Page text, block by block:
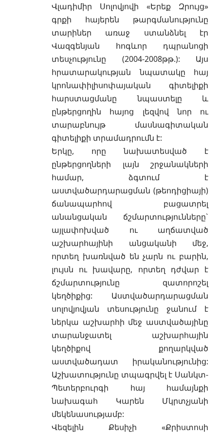
Վլադիմիր Սոլովյովի «Երեք Զրույց»
գրքի հայերեն թարգմանությունը
տարիներ առաջ ստանձնել էր
Վազգենյան հոգևոր դպրանոցի
տեսչությունը (2004-2008թթ.): Այս
հրատարակության նպատակը հայ
կրոնափիլիսոփայական գիտելիքի
հարստացմանը նպաստելը և
ընթերցողին հայոց լեզվով նոր ու
տարաբնույթ մասնագիտական
գիտելիքի տրամադրումն է:
Երկը, որը նախատեսված է
ընթերցողների լայն շրջանակների
համար, ձգտում է
աստվածարդարացման (թեոդիցիայի)
ճանապարհով բացատրել
անանցական ճշմարտությունները`
այլափոխված ու աղճատված
աշխարհայինի անցականի մեջ,
որտեղ խառնված են չարն ու բարին,
լույսն ու խավարը, որտեղ դժվար է
ճշմարտությունը զատորոշել
կեղծիքից: Աստվածարդարացման
սոլովյովյան տեսությունը ջանում է
ներկա աշխարհի մեջ աստվածայինը
տարանջատել աշխարհային
կեղծիքով քողարկված
աստվածադատ իրականությունից:
Աշխատությունը տպագրվել է Սանկտ-
Պետերբուրգի հայ համայնքի
նախագահ Կարեն Մկրտչյանի
մեկենասությամբ:
Վեզելին Քեսիչի «Քրիստոսի